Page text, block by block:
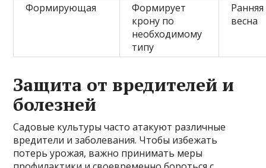
Формирующая
Формирует
крону по
необходимому
типу
Ранняя
весна
Защита от вредителей и
болезней
Садовые культуры часто атакуют различные
вредители и заболевания. Чтобы избежать
потерь урожая, важно принимать меры